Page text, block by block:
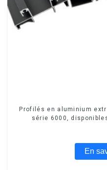
Profilés en aluminium
série 6000,
En